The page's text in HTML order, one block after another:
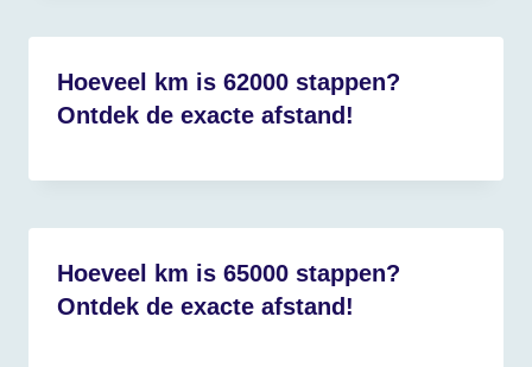
Hoeveel km is 62000 stappen?
Ontdek de exacte afstand!
Hoeveel km is 65000 stappen?
Ontdek de exacte afstand!